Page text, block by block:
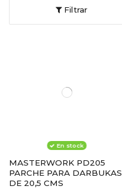
Filtrar
En stock
MASTERWORK PD205
PARCHE PARA DARBUKAS
DE 20,5 CMS